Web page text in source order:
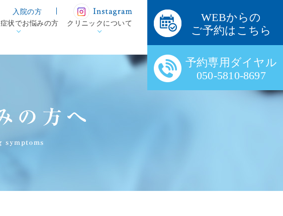
状でお悩みの方 クリニックについて
入院の方
WEBからの
ご予約はこちら
予約専用ダイヤル
050-5810-8697
の方へ